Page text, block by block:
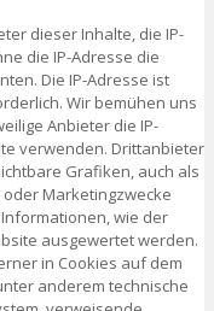
dieser Inhalte, die IP-
die IP-Adresse die
Die IP-Adresse ist
Wir bemühen uns
Anbieter die IP-
verwenden. Drittanbieter
Grafiken, auch als
Marketingzwecke
wie der
ausgewertet werden.
in Cookies auf dem
anderem technische